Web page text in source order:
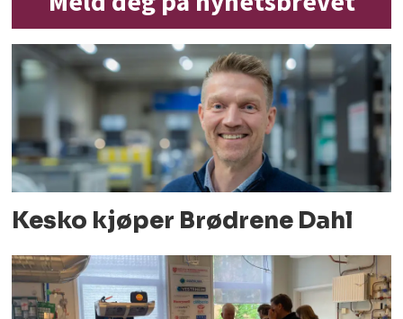
Kesko kjøper Brødrene Dahl